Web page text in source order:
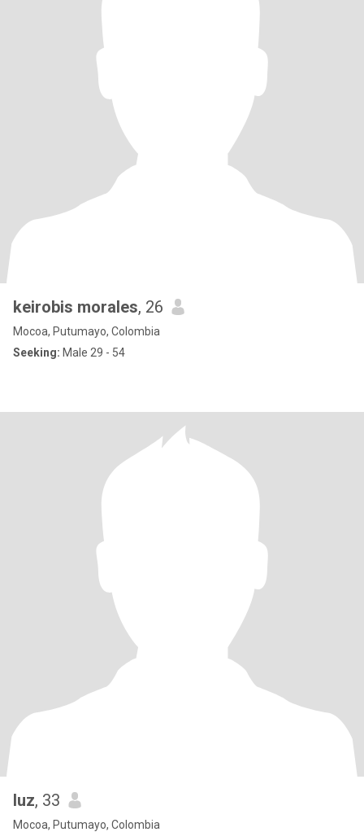
keirobis morales, 26
Mocoa, Putumayo, Colombia
Seeking: Male 29 - 54
luz, 33
Mocoa, Putumayo, Colombia